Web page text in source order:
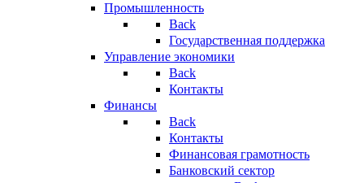
Промышленность
Back
Государственная поддержка
Управление экономики
Back
Контакты
Финансы
Back
Контакты
Финансовая грамотность
Банковский сектор